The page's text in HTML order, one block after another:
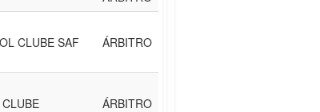
CLUBE SAF ÁRBITRO
ÁRBITRO